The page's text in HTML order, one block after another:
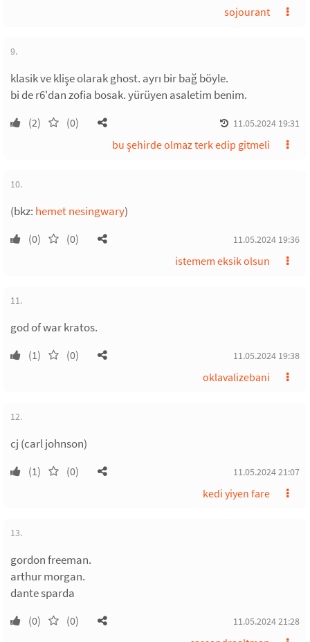
sojourant
9.
klasik ve klişe olarak ghost. ayrı bir bağ böyle.
bi de r6'dan zofia bosak. yürüyen asaletim benim.
(2) (0) 11.05.2024 19:31
bu şehirde olmaz terk edip gitmeli
10.
(bkz: hemet nesingwary)
(0) (0) 11.05.2024 19:36
istemem eksik olsun
11.
god of war kratos.
(1) (0) 11.05.2024 19:38
oklavalizebani
12.
cj (carl johnson)
(1) (0) 11.05.2024 21:07
kedi yiyen fare
13.
gordon freeman.
arthur morgan.
dante sparda
(0) (0) 11.05.2024 21:28